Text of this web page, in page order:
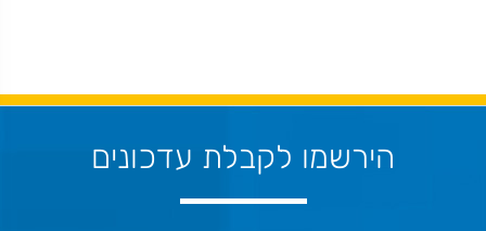
הירשמו לקבלת עדכונים